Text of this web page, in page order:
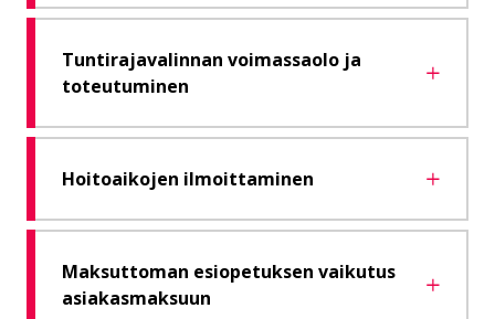
Tuntirajavalinnan voimassaolo ja
toteutuminen
Hoitoaikojen ilmoittaminen
Maksuttoman esiopetuksen vaikutus
asiakasmaksuun